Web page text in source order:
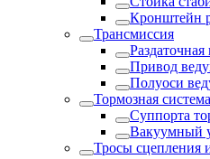
Кронштейн
Трансмиссия
Раздаточная
Привод
Полуоси
Тормозная система
Суппорта
Вакуумный
Тросы сцепления